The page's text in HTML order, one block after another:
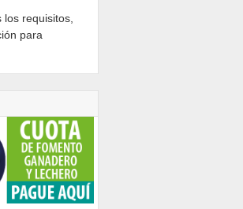
requisitos,
para